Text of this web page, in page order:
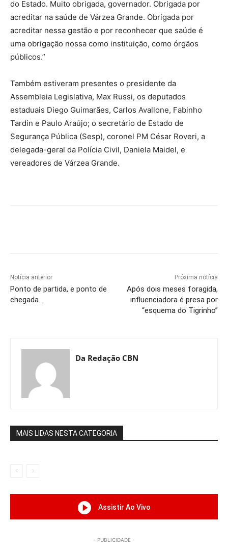
do Estado. Muito obrigada, governador. Obrigada por
acreditar na saúde de Várzea Grande. Obrigada por
acreditar nessa gestão e por reconhecer que saúde é
uma obrigação nossa como instituição, como órgãos
públicos.”
Também estiveram presentes o presidente da
Assembleia Legislativa, Max Russi, os deputados
estaduais Diego Guimarães, Carlos Avallone, Fabinho
Tardin e Paulo Araújo; o secretário de Estado de
Segurança Pública (Sesp), coronel PM César Roveri, a
delegada-geral da Polícia Civil, Daniela Maidel, e
vereadores de Várzea Grande.
Notícia anterior
Ponto de partida, e ponto de
chegada…
Próxima notícia
Após dois meses foragida,
influenciadora é presa por
“esquema do Tigrinho”
Da Redação CBN
MAIS LIDAS NESTA CATEGORIA
Assistir Ao Vivo
- PUBLICIDADE -